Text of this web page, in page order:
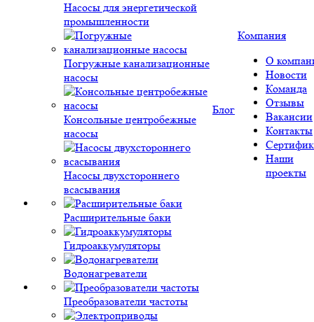
Насосы для энергетической
промышленности
Погружные канализационные
насосы
Консольные центробежные
насосы
Насосы двухстороннего
всасывания
Расширительные баки
Гидроаккумуляторы
Водонагреватели
Преобразователи частоты
Блог
Компания
О
Новости
Команда
Отзывы
Вакансии
Контакты
Наши
проекты